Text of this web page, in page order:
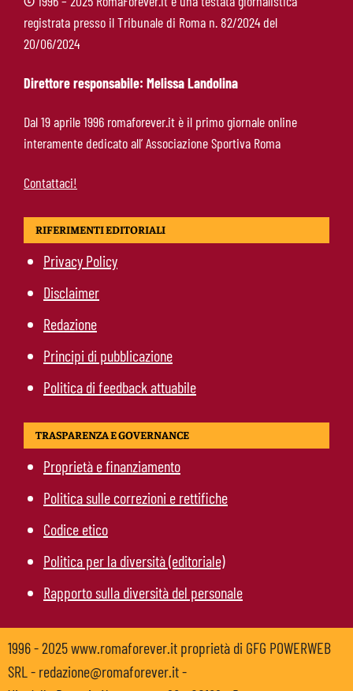
Manfrè-Roma, nuova era nel vivaio: raccoglie
l’eredità di Bruno Conti
registrata presso il Tribunale di Roma n. 82/2024 del
20/06/2024
Direttore responsabile: Melissa Landolina
Dal 19 aprile 1996 romaforever.it è il primo giornale online
interamente dedicato all’ Associazione Sportiva Roma
Contattaci!
RIFERIMENTI EDITORIALI
Privacy Policy
Disclaimer
Redazione
Principi di pubblicazione
Politica di feedback attuabile
TRASPARENZA E GOVERNANCE
Proprietà e finanziamento
Politica sulle correzioni e rettifiche
Codice etico
Politica per la diversità (editoriale)
Rapporto sulla diversità del personale
1996 - 2025 www.romaforever.it proprietà di GFG POWERWEB
SRL - redazione@romaforever.it -